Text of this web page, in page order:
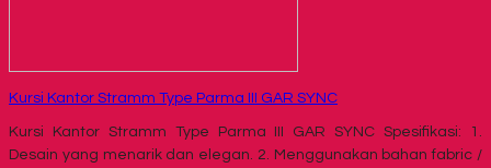
Kursi Kantor Stramm Type Parma III GAR SYNC
Kursi Kantor Stramm Type Parma III GAR SYNC Spesifikasi: 1.
Desain yang menarik dan elegan. 2. Menggunakan bahan fabric /